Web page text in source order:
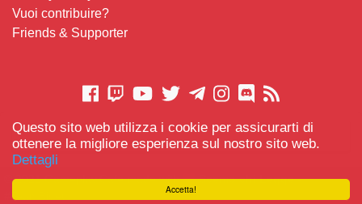
Accetta!
Questo sito web utilizza i cookie per assicurarti di
ottenere la migliore esperienza sul nostro sito web.
Dettagli
Vuoi contribuire?
Friends & Supporter
CONTATTACI
© 2021 Gameplay.Cafe made with Scemo chi Legge-
#TeamBidet